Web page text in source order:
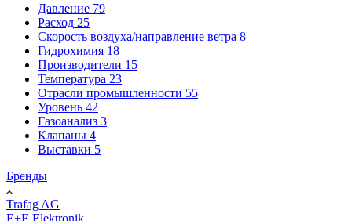
Давление 79
Расход 25
Скорость воздуха/направление ветра 8
Гидрохимия 18
Производители 15
Температура 23
Отрасли промышленности 55
Уровень 42
Газоанализ 3
Клапаны 4
Выставки 5
Бренды
Trafag AG
E+E Elektronik